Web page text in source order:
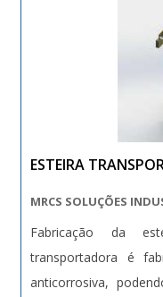
ESTEIRA
MRCS SOLUÇÕES
Fabricação da
transportadora é
anticorrosiva,